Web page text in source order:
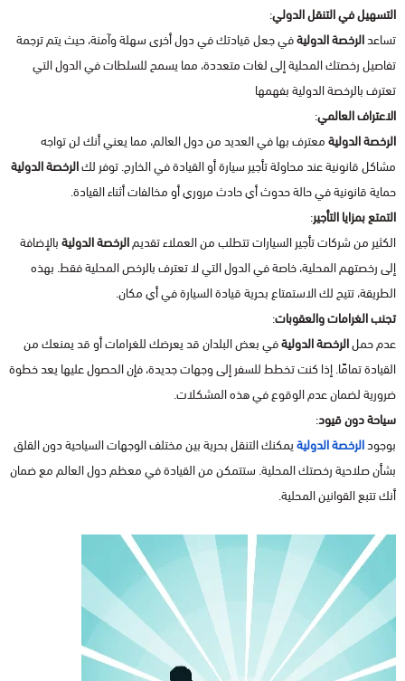
التسهيل في التنقل الدولي:
تساعدالرخصة الدوليةفي جعل قيادتك في دول أخرى سهلة وآمنة، حيث يتم ترجمة
تفاصيل رخصتك المحلية إلى لغات متعددة، مما يسمح للسلطات في الدول التي
تعترف بالرخصة الدولية بفهمها
الاعتراف العالمي:
الرخصة الدوليةمعترف بها في العديد من دول العالم، مما يعني أنك لن تواجه
مشاكل قانونية عند محاولة تأجير سيارة أو القيادة في الخارج. توفر لكالرخصة الدولية
حماية قانونية في حالة حدوث أي حادث مروري أو مخالفات أثناء القيادة.
التمتع بمزايا التأجير:
الكثير من شركات تأجير السيارات تتطلب من العملاء تقديمالرخصة الدوليةبالإضافة
إلى رخصتهم المحلية، خاصة في الدول التي لا تعترف بالرخص المحلية فقط. بهذه
الطريقة، تتيح لك الاستمتاع بحرية قيادة السيارة في أي مكان.
تجنب الغرامات والعقوبات:
عدم حملالرخصة الدوليةفي بعض البلدان قد يعرضك للغرامات أو قد يمنعك من
القيادة تمامًا. إذا كنت تخطط للسفر إلى وجهات جديدة، فإن الحصول عليها يعد خطوة
ضرورية لضمان عدم الوقوع في هذه المشكلات.
سياحة دون قيود:
بوجودالرخصة الدوليةيمكنك التنقل بحرية بين مختلف الوجهات السياحية دون القلق
بشأن صلاحية رخصتك المحلية. ستتمكن من القيادة في معظم دول العالم مع ضمان
أنك تتبع القوانين المحلية.